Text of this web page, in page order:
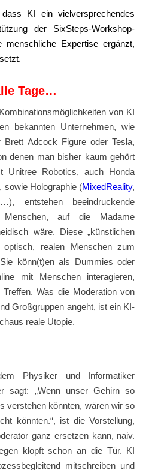
KI ein vielversprechendes
der SixSteps-Workshop-
menschliche Expertise ergänzt,
Tage…
von KI
bekannten Unternehmen, wie
Adcock Figure oder Tesla,
denen man bisher kaum gehört
Unitree Robotics, auch Honda
sowie Holographie (MixedReality,
entstehen beeindruckende
Menschen, auf die Madame
wäre. Diese „künstlichen
optisch, realen Menschen zum
könn(t)en als Dummies oder
mit Menschen interagieren,
Was die Moderation von
Großgruppen angeht, ist ein KI-
reale Utopie.
Physiker und Informatiker
sagt: „Wenn unser Gehirn so
verstehen könnten, wären wir so
könnten.“, ist die Vorstellung,
ganz ersetzen kann, naiv.
klopft schon an die Tür. KI
mitschreiben und